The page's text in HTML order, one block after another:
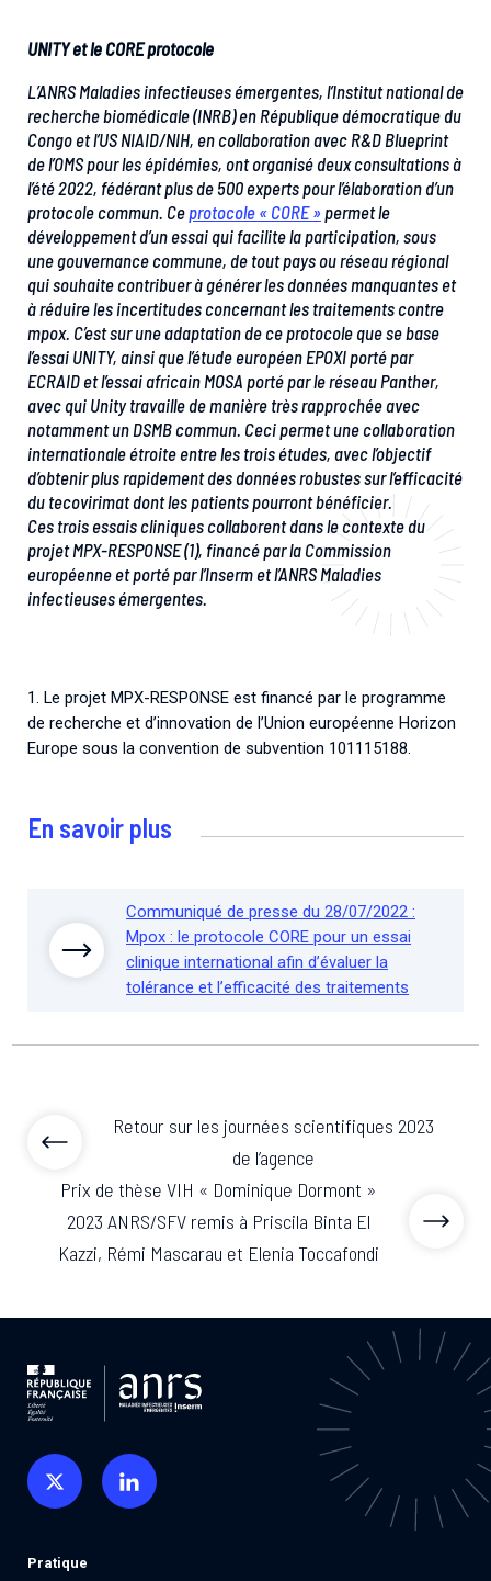
UNITY et le CORE protocole
L’ANRS Maladies infectieuses émergentes, l’Institut national de
recherche biomédicale (INRB) en République démocratique du
Congo et l’US NIAID/NIH, en collaboration avec R&D Blueprint
de l’OMS pour les épidémies, ont organisé deux consultations à
l’été 2022, fédérant plus de 500 experts pour l’élaboration d’un
protocole commun. Ce protocole « CORE » permet le
développement d’un essai qui facilite la participation, sous
une gouvernance commune, de tout pays ou réseau régional
qui souhaite contribuer à générer les données manquantes et
à réduire les incertitudes concernant les traitements contre
mpox. C’est sur une adaptation de ce protocole que se base
l’essai UNITY, ainsi que l’étude européen EPOXI porté par
ECRAID et l’essai africain MOSA porté par le réseau Panther,
avec qui Unity travaille de manière très rapprochée avec
notamment un DSMB commun. Ceci permet une collaboration
internationale étroite entre les trois études, avec l’objectif
d’obtenir plus rapidement des données robustes sur l’efficacité
du tecovirimat dont les patients pourront bénéficier.
Ces trois essais cliniques collaborent dans le contexte du
projet MPX-RESPONSE (1), financé par la Commission
européenne et porté par l’Inserm et l’ANRS Maladies
infectieuses émergentes.
1. Le projet MPX-RESPONSE est financé par le programme
de recherche et d’innovation de l’Union européenne Horizon
Europe sous la convention de subvention 101115188.
En savoir plus
Communiqué de presse du 28/07/2022 :
Mpox : le protocole CORE pour un essai
clinique international afin d’évaluer la
tolérance et l’efficacité des traitements
Retour sur les journées scientifiques 2023
de l’agence
Prix de thèse VIH « Dominique Dormont »
2023 ANRS/SFV remis à Priscila Binta El
Kazzi, Rémi Mascarau et Elenia Toccafondi
Pratique